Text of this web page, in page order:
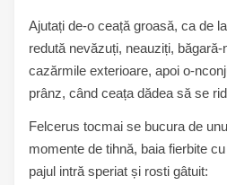
Ajutați de-o ceață groasă, ca de
redută nevăzuți, neauziți,
cazărmile exterioare, apoi o-
prânz, când ceața dădea să se
Felcerus tocmai se bucura de
momente de tihnă, baia fierbite
pajul intră speriat și rosti gâtuit: